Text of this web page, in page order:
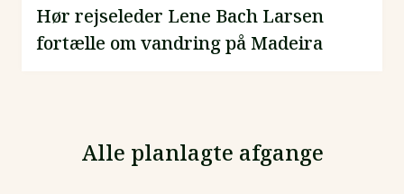
Hør rejseleder Lene Bach Larsen
fortælle om vandring på Madeira
Alle planlagte afgange